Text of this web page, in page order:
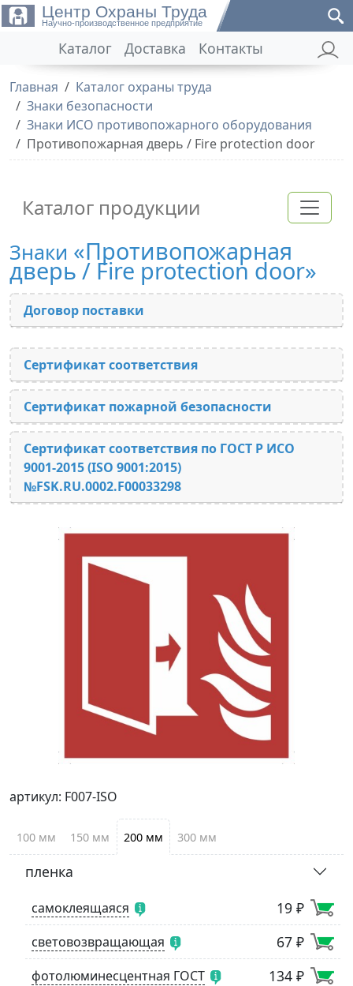
Центр Охраны Труда
Научно-производственное предприятие
Каталог Доставка Контакты
Главная
Каталог охраны труда
Знаки безопасности
Знаки ИСО противопожарного оборудования
Противопожарная дверь / Fire protection door
Каталог продукции
Знаки «Противопожарная
дверь / Fire protection door»
Договор поставки
Сертификат соответствия
Сертификат пожарной безопасности
Сертификат соответствия по ГОСТ Р ИСО
9001-2015 (ISO 9001:2015)
№FSK.RU.0002.F00033298
артикул: F007-ISO
100 мм 150 мм 200 мм 300 мм
пленка
самоклеящаяся 19 ₽
световозвращающая 67 ₽
фотолюминесцентная ГОСТ 134 ₽